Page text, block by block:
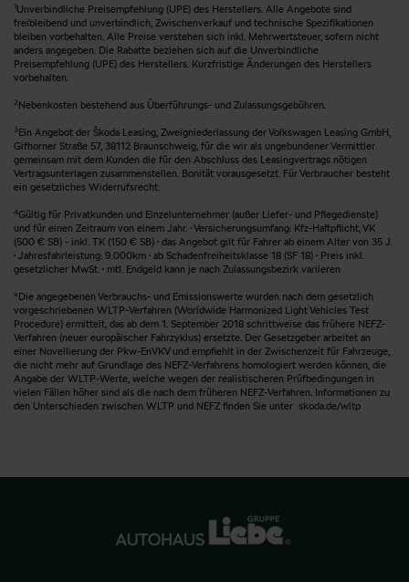
1Unverbindliche Preisempfehlung (UPE) des Herstellers. Alle Angebote sind
freibleibend und unverbindlich, Zwischenverkauf und technische Spezifikationen
bleiben vorbehalten. Alle Preise verstehen sich inkl. Mehrwertsteuer, sofern nicht
anders angegeben. Die Rabatte beziehen sich auf die Unverbindliche
Preisempfehlung (UPE) des Herstellers. Kurzfristige Änderungen des Herstellers
vorbehalten.
2 Nebenkosten bestehend aus Überführungs- und Zulassungsgebühren.
3 Ein Angebot der Škoda Leasing, Zweigniederlassung der Volkswagen Leasing GmbH,
Gifhorner Straße 57, 38112 Braunschweig, für die wir als ungebundener Vermittler
gemeinsam mit dem Kunden die für den Abschluss des Leasingvertrags nötigen
Vertragsunterlagen zusammenstellen. Bonität vorausgesetzt. Für Verbraucher besteht
ein gesetzliches Widerrufsrecht.
4Gültig für Privatkunden und Einzelunternehmer (außer Liefer- und Pflegedienste)
und für einen Zeitraum von einem Jahr. · Versicherungsumfang: Kfz-Haftpflicht, VK
(500 € SB) - inkl. TK (150 € SB) · das Angebot gilt für Fahrer ab einem Alter von 35 J.
· Jahresfahrleistung: 9.000km · ab Schadenfreiheitsklasse 18 (SF 18) · Preis inkl.
gesetzlicher MwSt. · mtl. Endgeld kann je nach Zulassungsbezirk variieren
*Die angegebenen Verbrauchs- und Emissionswerte wurden nach dem gesetzlich
vorgeschriebenen WLTP-Verfahren (Worldwide Harmonized Light Vehicles Test
Procedure) ermittelt, das ab dem 1. September 2018 schrittweise das frühere NEFZ-
Verfahren (neuer europäischer Fahrzyklus) ersetzte. Der Gesetzgeber arbeitet an
einer Novellierung der Pkw-EnVKV und empfiehlt in der Zwischenzeit für Fahrzeuge,
die nicht mehr auf Grundlage des NEFZ-Verfahrens homologiert werden können, die
Angabe der WLTP-Werte, welche wegen der realistischeren Prüfbedingungen in
vielen Fällen höher sind als die nach dem früheren NEFZ-Verfahren. Informationen zu
den Unterschieden zwischen WLTP und NEFZ finden Sie unter skoda.de/wltp